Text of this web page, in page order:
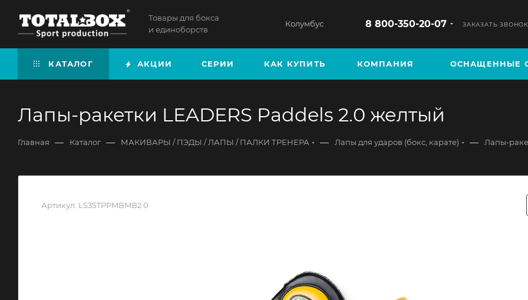
Товары для бокса
и единоборств
Колумбус 8 800-350-20-07 ЗАКАЗАТЬ ЗВОНОК
КАТАЛОГ АКЦИИ СЕРИИ КАК КУПИТЬ КОМПАНИЯ ОСНАЩЕННЫЕ
Лапы-ракетки LEADERS Paddels 2.0 желтый
Главная — Каталог — МАКИВАРЫ / ПЭДЫ / ЛАПЫ / ПАЛКИ ТРЕНЕРА — Лапы для ударов (бокс, карате) — Лапы-
Артикул: LS3STPPMBMB2.0